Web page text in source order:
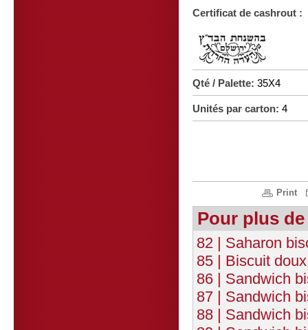
Certificat de cashrout :
Qté / Palette: 35X4
Unités par carton: 4
Print
Pour plus
82 | Saharon
85 | Biscuit
86 | Sandwich
87 | Sandwich
88 | Sandwich